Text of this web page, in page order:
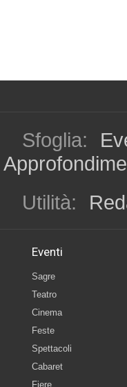
Sfoglia:
Utilità:
Eventi
Sagre
Teatro
Cinema
Feste
Spettacoli
Cabaret
Fiere